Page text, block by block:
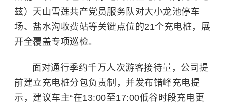
兹）天山雪莲共产党员服务队对大小龙池停车
场、盐水沟收费站等关键点位的21个充电桩，展
开全覆盖专项巡检。
面对通行季约千万人次游客接待量，公司提
前建立充电桩分包负责制，并发布错峰充电提
示，建议车主“在13:00至17:00低谷时段充电更